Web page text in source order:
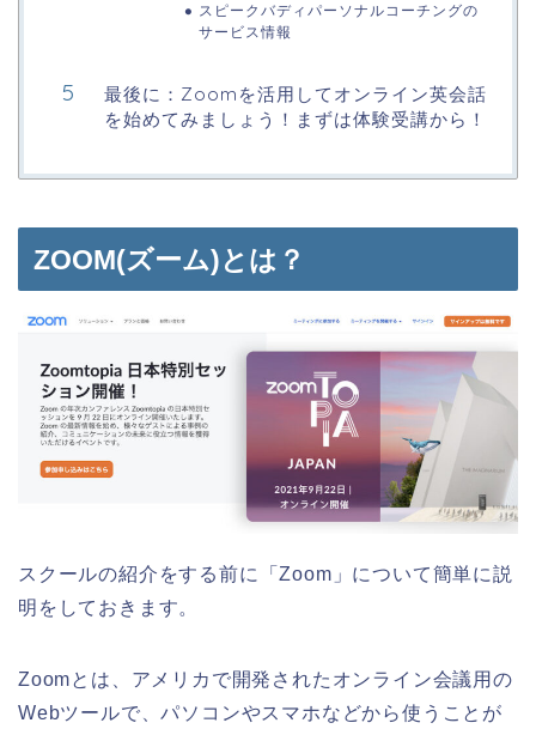
スピークバディパーソナルコーチングの
サービス情報
最後に：Zoomを活用してオンライン英会話
を始めてみましょう！まずは体験受講から！
ZOOM(ズーム)とは？
スクールの紹介をする前に「Zoom」について簡単に説
明をしておきます。
Zoomとは、アメリカで開発されたオンライン会議用の
Webツールで、パソコンやスマホなどから使うことが